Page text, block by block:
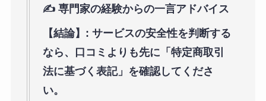
✍️ 専門家の経験からの一言アドバイス
【結論】: サービスの安全性を判断する
なら、口コミよりも先に「特定商取引
法に基づく表記」を確認してくださ
い。